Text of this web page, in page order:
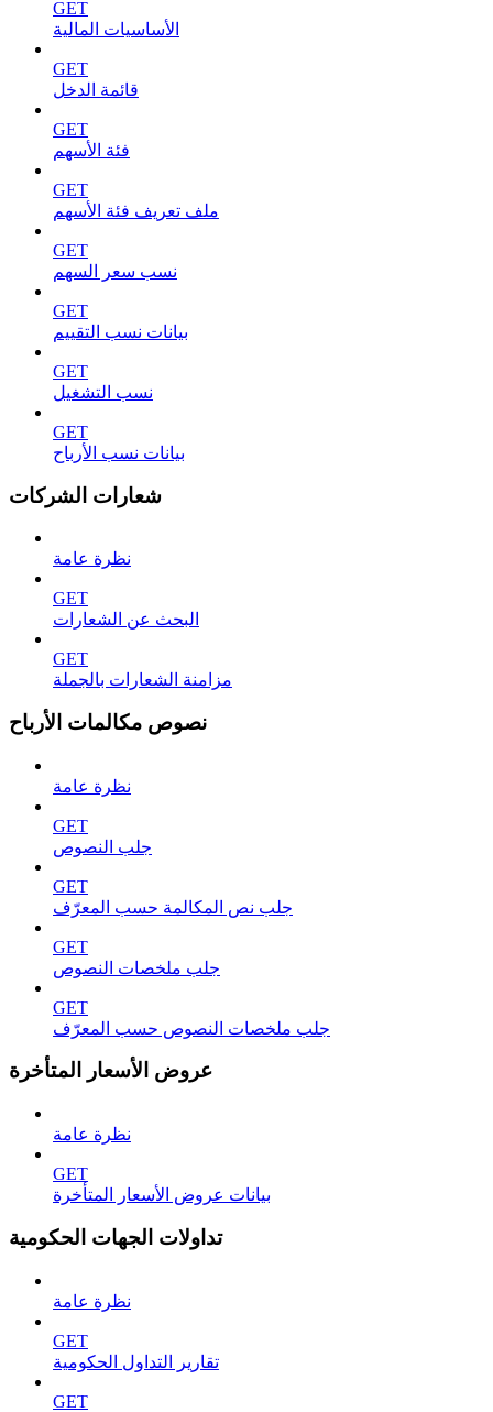
GET
الأساسيات المالية
GET
قائمة الدخل
GET
فئة الأسهم
GET
ملف تعريف فئة الأسهم
GET
نسب سعر السهم
GET
بيانات نسب التقييم
GET
نسب التشغيل
GET
بيانات نسب الأرباح
شعارات الشركات
نظرة عامة
GET
البحث عن الشعارات
GET
مزامنة الشعارات بالجملة
نصوص مكالمات الأرباح
نظرة عامة
GET
جلب النصوص
GET
جلب نص المكالمة حسب المعرّف
GET
جلب ملخصات النصوص
GET
جلب ملخصات النصوص حسب المعرّف
عروض الأسعار المتأخرة
نظرة عامة
GET
بيانات عروض الأسعار المتأخرة
تداولات الجهات الحكومية
نظرة عامة
GET
تقارير التداول الحكومية
GET